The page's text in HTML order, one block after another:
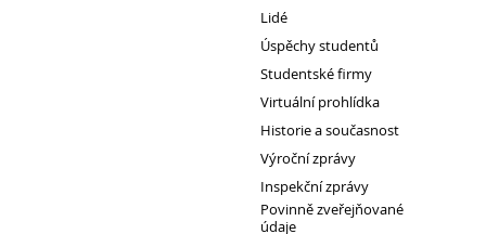
Lidé
Úspěchy studentů
Studentské firmy
Virtuální prohlídka
Historie a současnost
Výroční zprávy
Inspekční zprávy
Povinně zveřejňované
údaje